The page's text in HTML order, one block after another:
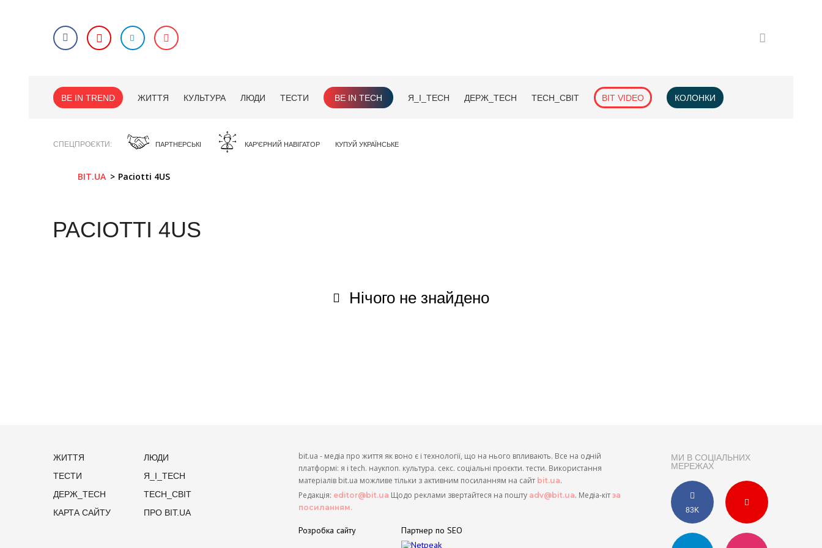
BE IN TREND ЖИТТЯ КУЛЬТУРА ЛЮДИ ТЕСТИ BE IN TECH Я_І_TECH ДЕРЖ_TECH TECH_СВІТ BIT VIDEO КОЛОНКИ
СПЕЦПРОЄКТИ ПАРТНЕРСЬКІ КАР'ЄРНИЙ НАВІГАТОР КУПУЙ УКРАЇНСЬКЕ
BIT.UA Paciotti 4US
PACIOTTI 4US
Нічого не знайдено
ЖИТТЯ
ЛЮДИ
ТЕСТИ
Я_І_TECH
ДЕРЖ_TECH
TECH_СВІТ
КАРТА САЙТУ
ПРО BIT.UA
МИ В СОЦІАЛЬНИХ
МЕРЕЖАХ
83K
bit.ua - медіа про життя як воно є і технології, що на нього впливають. Все на одній
платформі: я і tech. наукпоп. культура. секс. соціальні проєкти. тести. Використання
матеріалів bit.ua можливе тільки з активним посиланням на сайт bit.ua.
Редакція: editor@bit.ua Щодо реклами звертайтеся на пошту adv@bit.ua. Медіа-кіт за
посиланням.
Розробка сайту Партнер по SEO